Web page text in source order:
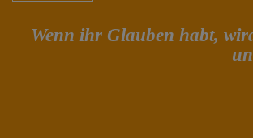
Wenn ihr Glauben habt,